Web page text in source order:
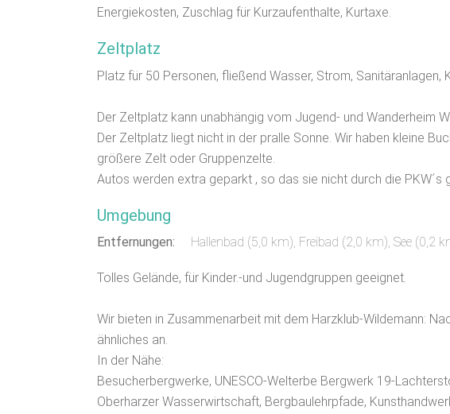
Energiekosten, Zuschlag für Kurzaufenthalte, Kurtaxe.
Zeltplatz
Platz für 50 Personen, fließend Wasser, Strom, Sanitäranlagen,
Der Zeltplatz kann unabhängig vom Jugend- und Wanderheim
Der Zeltplatz liegt nicht in der pralle Sonne. Wir haben kleine
größere Zelt oder Gruppenzelte.
Autos werden extra geparkt , so das sie nicht durch die PKW´s
Umgebung
Entfernungen: Hallenbad (5,0 km), Freibad (2,0 km), See (0,2
Tolles Gelände, für Kinder.-und Jugendgruppen geeignet.
Wir bieten in Zusammenarbeit mit dem Harzklub-Wildemann:
ähnliches an.
In der Nähe:
Besucherbergwerke, UNESCO-Welterbe Bergwerk 19-
Oberharzer Wasserwirtschaft, Bergbaulehrpfade,